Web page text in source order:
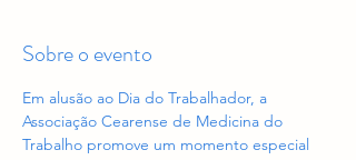
Sobre o evento
Em alusão ao Dia do Trabalhador, a
Associação Cearense de Medicina do
Trabalho promove um momento especial